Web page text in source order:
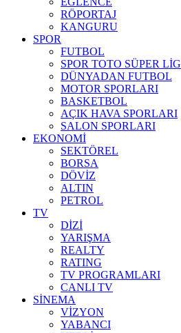
RÖPORTAJ
KANGURU
SPOR
FUTBOL
SPOR TOTO SÜPER LİG
DÜNYADAN FUTBOL
MOTOR SPORLARI
BASKETBOL
AÇIK HAVA SPORLARI
SALON SPORLARI
EKONOMİ
SEKTÖREL
BORSA
DÖVİZ
ALTIN
PETROL
TV
DİZİ
YARIŞMA
REALTY
RATING
TV PROGRAMLARI
CANLI TV
SİNEMA
VİZYON
YABANCI